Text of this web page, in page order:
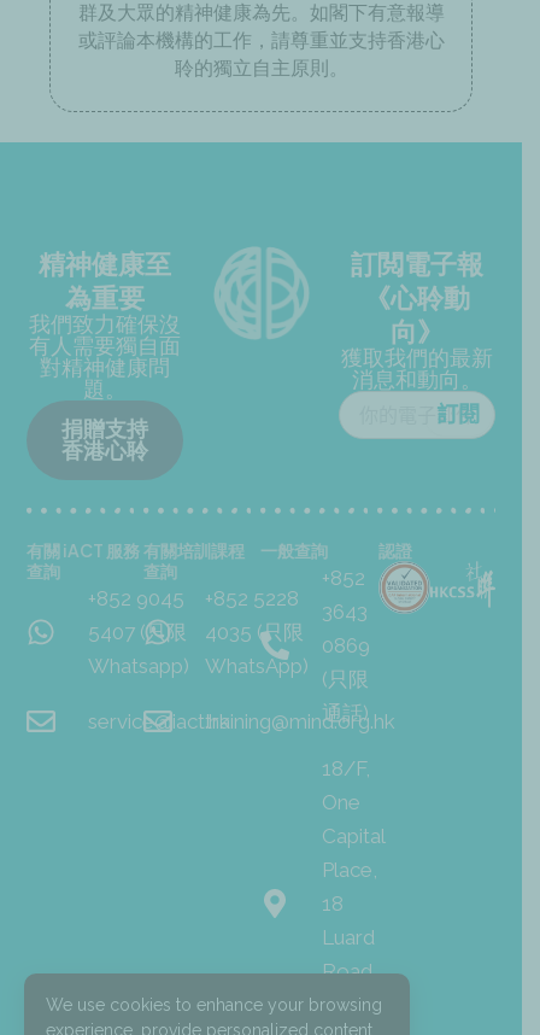
群及大眾的精神健康為先。如閣下有意報導
或評論本機構的工作，請尊重並支持香港心
聆的獨立自主原則。
精神健康至
為重要
我們致力確保沒
有人需要獨自面
對精神健康問
題。
捐贈支持
香港心聆
訂閲電子報
《心聆動
向》
獲取我們的最新
消息和動向。
有關 iACT 服務
查詢
+852 9045
5407 (只限
Whatsapp)
service@iact.hk
有關培訓課程
查詢
+852 5228
4035 (只限
WhatsApp)
training@mind.org.hk
一般查詢
+852
3643
0869
(只限
通話)
18/F,
One
Capital
Place,
18
Luard
Road,
Wan
認證
We use cookies to enhance your browsing
experience, provide personalized content,